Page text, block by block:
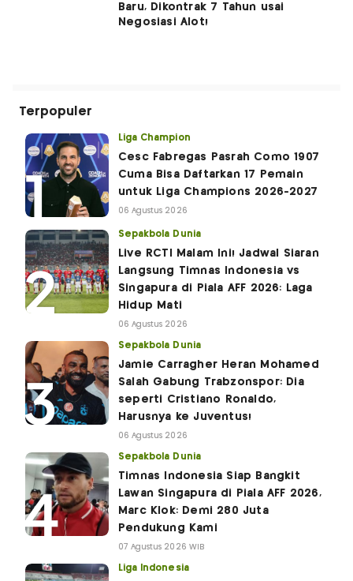
Baru, Dikontrak 7 Tahun usai
Negosiasi Alot!
Terpopuler
Liga Champion
Cesc Fabregas Pasrah Como 1907
Cuma Bisa Daftarkan 17 Pemain
untuk Liga Champions 2026-2027
06 Agustus 2026
Sepakbola Dunia
Live RCTI Malam Ini! Jadwal Siaran
Langsung Timnas Indonesia vs
Singapura di Piala AFF 2026: Laga
Hidup Mati
06 Agustus 2026
Sepakbola Dunia
Jamie Carragher Heran Mohamed
Salah Gabung Trabzonspor: Dia
seperti Cristiano Ronaldo,
Harusnya ke Juventus!
06 Agustus 2026
Sepakbola Dunia
Timnas Indonesia Siap Bangkit
Lawan Singapura di Piala AFF 2026,
Marc Klok: Demi 280 Juta
Pendukung Kami
07 Agustus 2026 WIB
Liga Indonesia